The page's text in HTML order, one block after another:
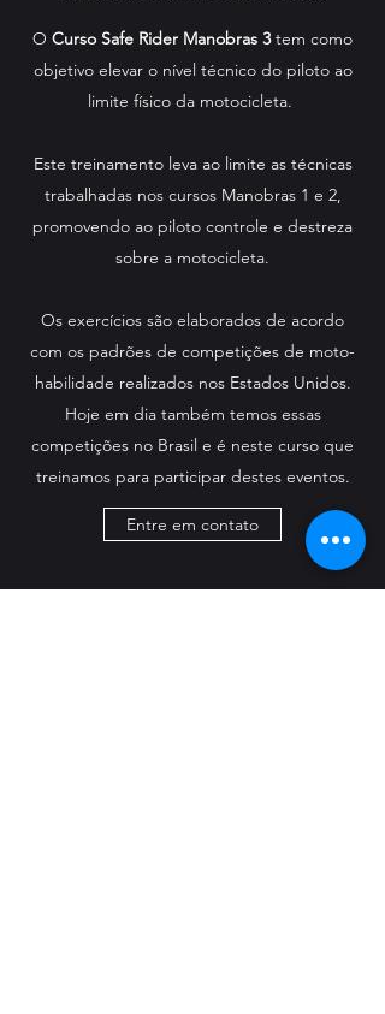
O Curso Safe Rider Manobras 3tem como
objetivo elevar o nível técnico do piloto ao
limite físico da motocicleta.
Este treinamento leva ao limite as técnicas
trabalhadas nos cursos Manobras 1 e 2,
promovendo ao piloto controle e destreza
sobre a motocicleta.
Os exercícios são elaborados de acordo
com os padrões de competições de moto-
habilidade realizados nos Estados Unidos.
Hoje em dia também temos essas
competições no Brasil e é neste curso que
treinamos para participar destes eventos.
Entre em contato